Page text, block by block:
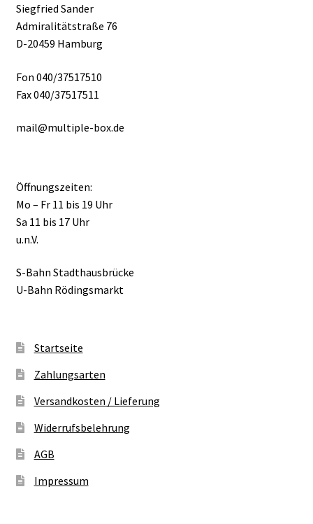
Siegfried Sander
Admiralitätstraße 76
D-20459 Hamburg
Fon 040/37517510
Fax 040/37517511
mail@multiple-box.de
Öffnungszeiten:
Mo – Fr 11 bis 19 Uhr
Sa 11 bis 17 Uhr
u.n.V.
S-Bahn Stadthausbrücke
U-Bahn Rödingsmarkt
Startseite
Zahlungsarten
Versandkosten / Lieferung
Widerrufsbelehrung
AGB
Impressum